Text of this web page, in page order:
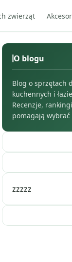
zwierząt
O blogu
Blog o sprzętach
kuchennych i
Recenzje,
pomagają
zzzzz